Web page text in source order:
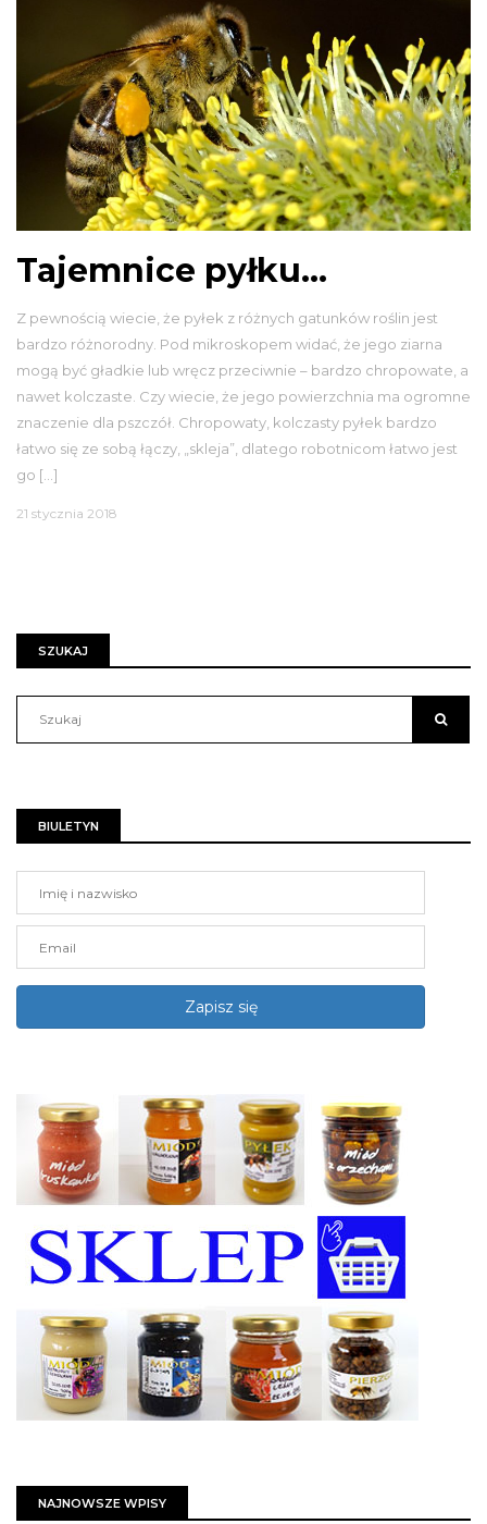
Tajemnice pyłku…
Z pewnością wiecie, że pyłek z różnych gatunków roślin jest
bardzo różnorodny. Pod mikroskopem widać, że jego ziarna
mogą być gładkie lub wręcz przeciwnie – bardzo chropowate, a
nawet kolczaste. Czy wiecie, że jego powierzchnia ma ogromne
znaczenie dla pszczół. Chropowaty, kolczasty pyłek bardzo
łatwo się ze sobą łączy, „skleja”, dlatego robotnicom łatwo jest
go […]
21 stycznia 2018
SZUKAJ
BIULETYN
NAJNOWSZE WPISY